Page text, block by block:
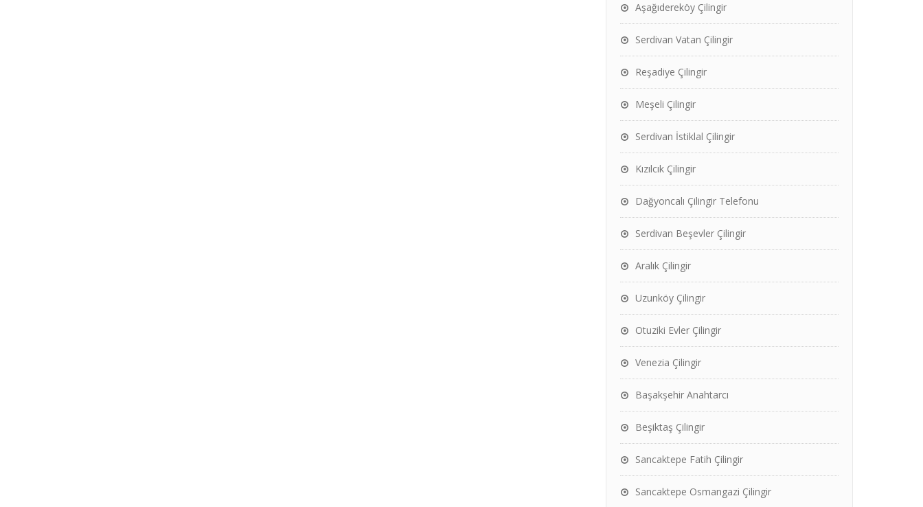
Aşağıdereköy Çilingir
Serdivan Vatan Çilingir
Reşadiye Çilingir
Meşeli Çilingir
Serdivan İstiklal Çilingir
Kızılcık Çilingir
Dağyoncalı Çilingir Telefonu
Serdivan Beşevler Çilingir
Aralık Çilingir
Uzunköy Çilingir
Otuziki Evler Çilingir
Venezia Çilingir
Başakşehir Anahtarcı
Beşiktaş Çilingir
Sancaktepe Fatih Çilingir
Sancaktepe Osmangazi Çilingir